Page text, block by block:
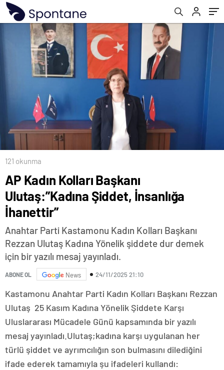
121 okunma
AP Kadın Kolları Başkanı
Ulutaş:”Kadına Şiddet, İnsanlığa
İhanettir”
Anahtar Parti Kastamonu Kadın Kolları Başkanı
Rezzan Ulutaş Kadına Yönelik şiddete dur demek
için bir yazılı mesaj yayınladı.
ABONE OL News 24/11/2025 21:10
Kastamonu Anahtar Parti Kadın Kolları Başkanı Rezzan
Ulutaş 25 Kasım Kadına Yönelik Şiddete Karşı
Uluslararası Mücadele Günü kapsamında bir yazılı
mesaj yayınladı.Ulutaş;kadına karşı uygulanan her
türlü şiddet ve ayrımcılığın son bulmasını dilediğini
ifade ederek tamamıyla şu ifadeleri kullandı: